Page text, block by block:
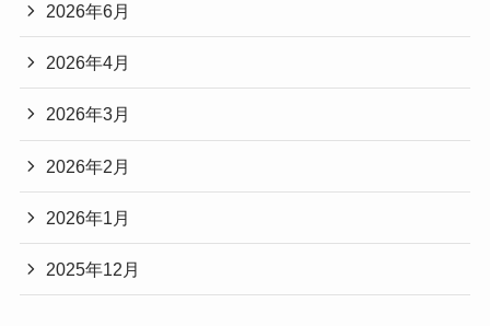
2026年6月
2026年4月
2026年3月
2026年2月
2026年1月
2025年12月